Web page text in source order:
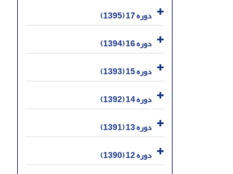
دوره 17 (1395)
دوره 16 (1394)
دوره 15 (1393)
دوره 14 (1392)
دوره 13 (1391)
دوره 12 (1390)